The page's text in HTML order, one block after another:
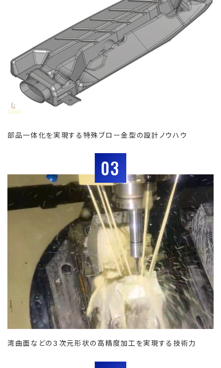
部品一体化を実現する特殊ブロー金型の設計ノウハウ
03
湾曲面などの３次元形状の高精度加工を実現する技術力